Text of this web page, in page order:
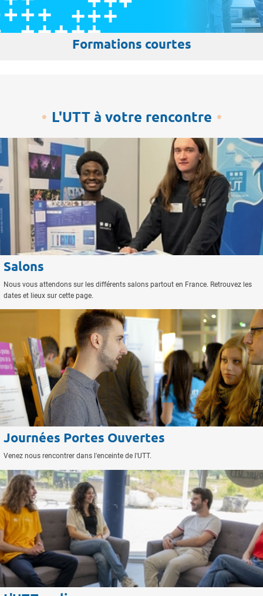
Formations courtes
L'UTT à votre rencontre
Salons
Nous vous attendons sur les différents salons partout en France. Retrouvez les
dates et lieux sur cette page.
Journées Portes Ouvertes
Venez nous rencontrer dans l'enceinte de l'UTT.